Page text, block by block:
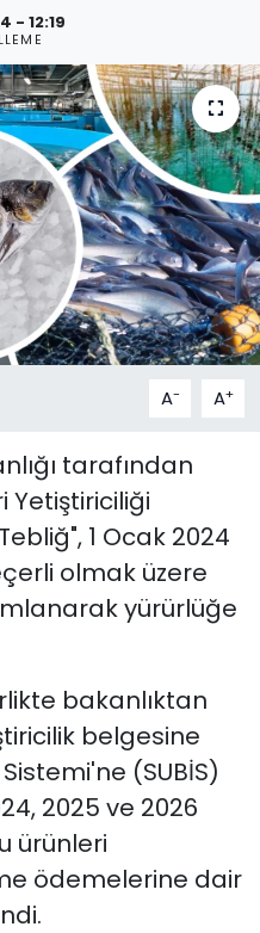
- 12:19
A- A+
tarafından
Yetiştiriciliği
1 Ocak 2024
olmak üzere
yürürlüğe
bakanlıktan
belgesine
(SUBİS)
2025 ve 2026
ürünleri
ödemelerine dair